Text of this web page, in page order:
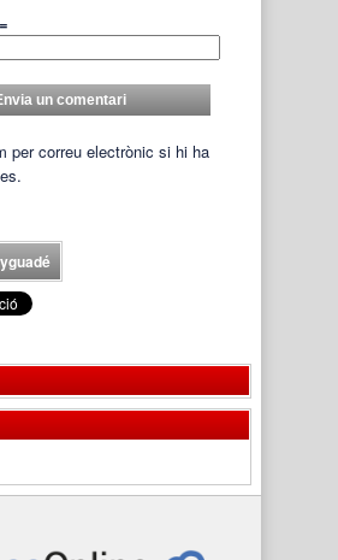
per correu electrònic si hi ha